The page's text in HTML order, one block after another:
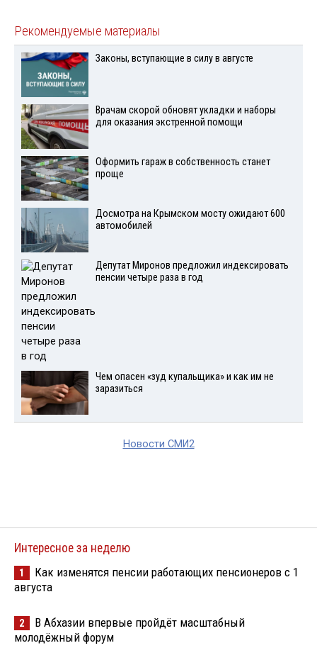
Рекомендуемые материалы
Законы, вступающие в силу в августе
Врачам скорой обновят укладки и наборы
для оказания экстренной помощи
Оформить гараж в собственность станет
проще
Досмотра на Крымском мосту ожидают 600
автомобилей
Депутат Миронов предложил индексировать
пенсии четыре раза в год
Чем опасен «зуд купальщика» и как им не
заразиться
Новости СМИ2
Интересное за неделю
1
Как изменятся пенсии работающих пенсионеров с 1
августа
2
В Абхазии впервые пройдёт масштабный
молодёжный форум